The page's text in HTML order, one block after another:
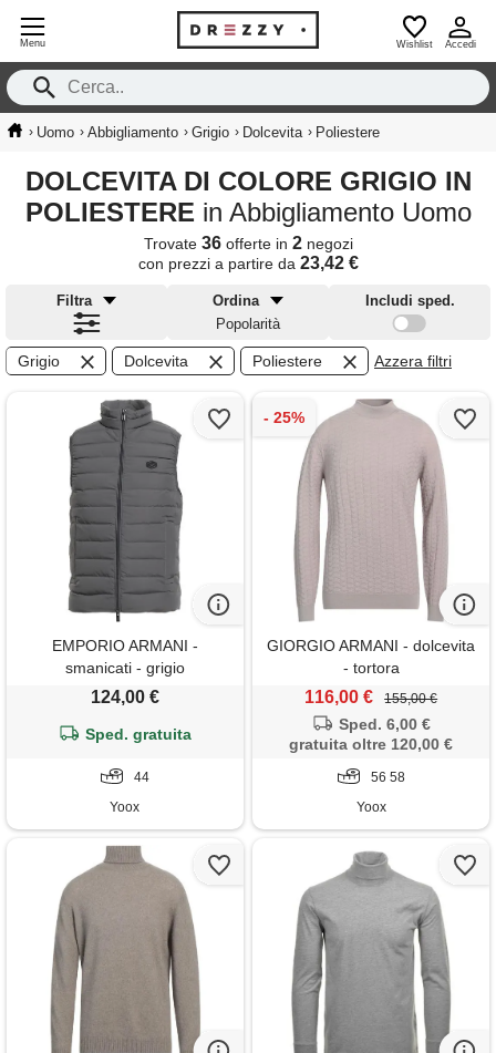
Menu Wishlist Accedi
› Uomo › Abbigliamento › Grigio › Dolcevita › Poliestere
DOLCEVITA DI COLORE GRIGIO IN
POLIESTERE in Abbigliamento Uomo
Trovate 36offerte in 2negozi
con prezzi a partire da 23,42 €
Filtra
Ordina
Popolarità
Includi sped.
Grigio Dolcevita Poliestere Azzera filtri
EMPORIO ARMANI -
smanicati - grigio
124,00 €
Sped. gratuita
44
Yoox
GIORGIO ARMANI - dolcevita
- tortora
116,00 € 155,00 €
Sped. 6,00 €
gratuita oltre 120,00 €
56 58
Yoox